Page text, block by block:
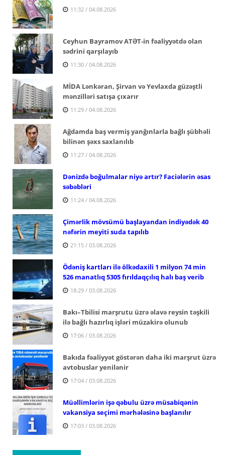
11:32 / 04.08.2026
Ceyhun Bayramov ATƏT-in fəaliyyətdə olan
sədrini qarşılayıb
11:30 / 04.08.2026
MİDA Lənkəran, Şirvan və Yevlaxda güzəştli
mənzilləri satışa çıxarır
11:29 / 04.08.2026
Ağdamda baş vermiş yanğınlarla bağlı şübhəli
bilinən şəxs saxlanılıb
11:27 / 04.08.2026
Dənizdə boğulmalar niyə artır? Faciələrin əsas
səbəbləri
11:24 / 04.08.2026
Çimərlik mövsümü başlayandan indiyədək 40
nəfərin meyiti suda tapılıb
21:15 / 03.08.2026
Ödəniş kartları ilə ölkədaxili 1 milyon 74 min
526 manatlıq 5305 fırıldaqçılıq halı baş verib
18:29 / 03.08.2026
Bakı–Tbilisi marşrutu üzrə əlavə reysin təşkili
ilə bağlı hazırlıq işləri müzakirə olunub
17:06 / 03.08.2026
Bakıda fəaliyyət göstərən daha iki marşrut üzrə
avtobuslar yenilənir
17:04 / 03.08.2026
Müəllimlərin işə qəbulu üzrə müsabiqənin
vakansiya seçimi mərhələsinə başlanılır
17:03 / 03.08.2026